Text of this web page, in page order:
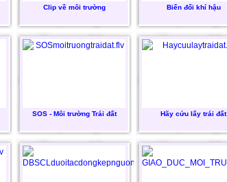
Clip về môi trường Biến đổi khí hậu
SOS - Môi trường Trái đất Hãy cứu lấy trái đất